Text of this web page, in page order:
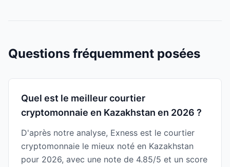
Questions fréquemment posées
Quel est le meilleur courtier
cryptomonnaie en Kazakhstan en 2026 ?
D'après notre analyse, Exness est le courtier
cryptomonnaie le mieux noté en Kazakhstan
pour 2026, avec une note de 4.85/5 et un score